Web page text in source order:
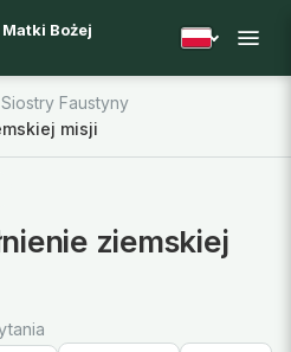
Bożej
Faustyny
misji – 9:02
ziemskiej